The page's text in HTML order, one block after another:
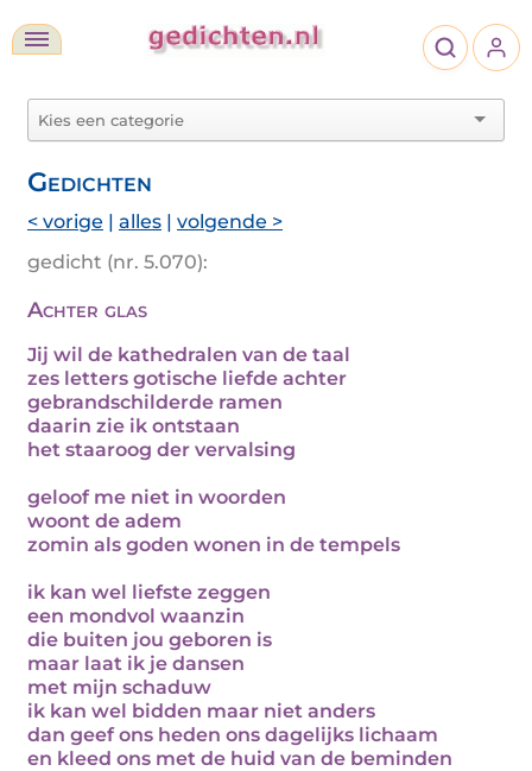
Gedichten
< vorige | alles | volgende >
gedicht (nr. 5.070):
Achter glas
Jij wil de kathedralen van de taal
zes letters gotische liefde achter
gebrandschilderde ramen
daarin zie ik ontstaan
het staaroog der vervalsing
geloof me niet in woorden
woont de adem
zomin als goden wonen in de tempels
ik kan wel liefste zeggen
een mondvol waanzin
die buiten jou geboren is
maar laat ik je dansen
met mijn schaduw
ik kan wel bidden maar niet anders
dan geef ons heden ons dagelijks lichaam
en kleed ons met de huid van de beminden